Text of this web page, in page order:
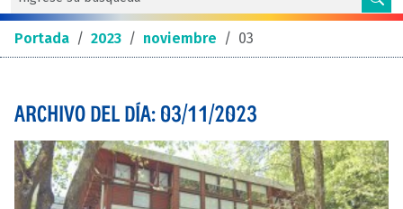
Portada / 2023 / noviembre / 03
ARCHIVO DEL DÍA: 03/11/2023